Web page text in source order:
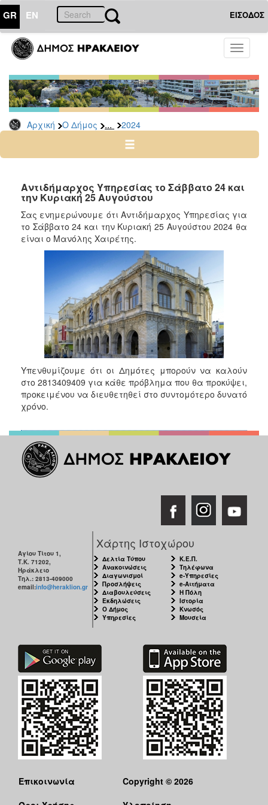
GR EN ΕΙΣΟΔΟΣ
Toggle
Αρχική Ο Δήμος ... 2024
ΔΗΜΟΣ
Δελτία
Τύπου
Αρχείο
2026
2024
2022
2021
2020
2019
2017
2016
2015
2013
2012
2011
2010
ΠΟΛΗ
Αντιδήμαρχος Υπηρεσίας το Σάββατο 24 και
την Κυριακή 25 Αυγούστου
Σας ενημερώνουμε ότι Αντιδήμαρχος Υπηρεσίας για
το Σάββατο 24 και την Κυριακή 25 Αυγούστου 2024 θα
είναι ο Μανόλης Χαιρέτης.
Υπενθυμίζουμε ότι οι Δημότες μπορούν να καλούν
στο 2813409409 για κάθε πρόβλημα που θα προκύψει,
προκειμένου να διευθετηθεί στο συντομότερο δυνατό
χρόνο.
Αγίου Τίτου 1,
Τ.Κ. 71202,
Ηράκλειο
Τηλ.: 2813-409000
email:info@heraklion.gr
Χάρτης Ιστοχώρου
Δελτία Τύπου
Ανακοινώσεις
Διαγωνισμοί
Προσλήψεις
Διαβουλεύσεις
Εκδηλώσεις
Ο Δήμος
Υπηρεσίες
Κ.Ε.Π.
Τηλέφωνα
e-Υπηρεσίες
e-Αιτήματα
Η Πόλη
Ιστορία
Κνωσός
Μουσεία
Επικοινωνία
Copyright © 2026